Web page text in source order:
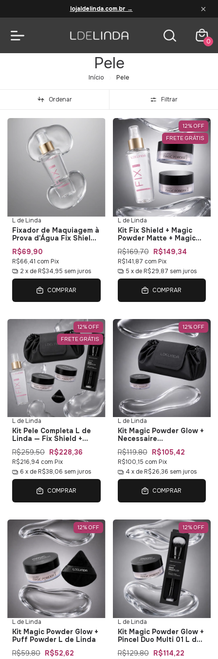
lojaldelinda.com.br → ×
0
Pele
Início Pele
Ordenar Filtrar
L de Linda
Fixador de Maquiagem à
Prova d'Água Fix Shield
L de Linda
R$69,90
R$66,41 com Pix
2 x de R$34,95 sem juros
COMPRAR
12% OFF
FRETE GRÁTIS
L de Linda
Kit Fix Shield + Magic
Powder Matte + Magic
Powder Glow L de Linda
R$169,70 R$149,34
R$141,87 com Pix
5 x de R$29,87 sem juros
COMPRAR
12% OFF
FRETE GRÁTIS
L de Linda
Kit Pele Completa L de
Linda — Fix Shield +
Matte + Glow + Pincel +
Puff
R$259,50 R$228,36
R$216,94 com Pix
6 x de R$38,06 sem juros
COMPRAR
12% OFF
L de Linda
Kit Magic Powder Glow +
Necessaire
Multifuncional L de
Linda
R$119,80 R$105,42
R$100,15 com Pix
4 x de R$26,36 sem juros
COMPRAR
12% OFF
L de Linda
Kit Magic Powder Glow +
Puff Powder L de Linda
R$59,80 R$52,62
12% OFF
L de Linda
Kit Magic Powder Glow +
Pincel Duo Multi 01 L de
Linda
R$129,80 R$114,22